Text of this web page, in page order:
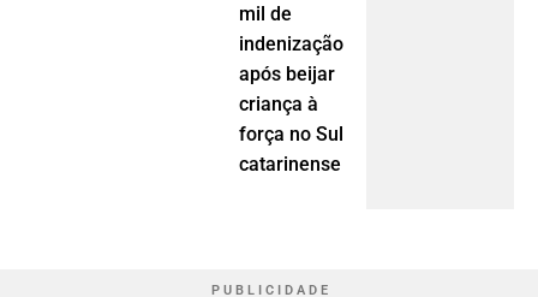
mil de
indenização
após beijar
criança à
força no Sul
catarinense
P U B L I C I D A D E